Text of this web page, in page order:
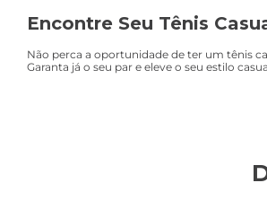
Encontre Seu Tênis
Não perca a oportunidade de ter um tênis
Garanta já o seu par e eleve o seu estilo